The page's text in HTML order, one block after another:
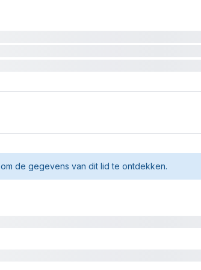
om de gegevens van dit lid te ontdekken.